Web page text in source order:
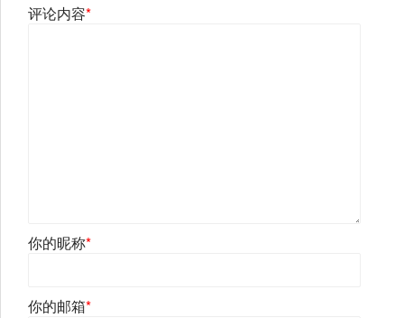
评论内容*
你的昵称*
你的邮箱*